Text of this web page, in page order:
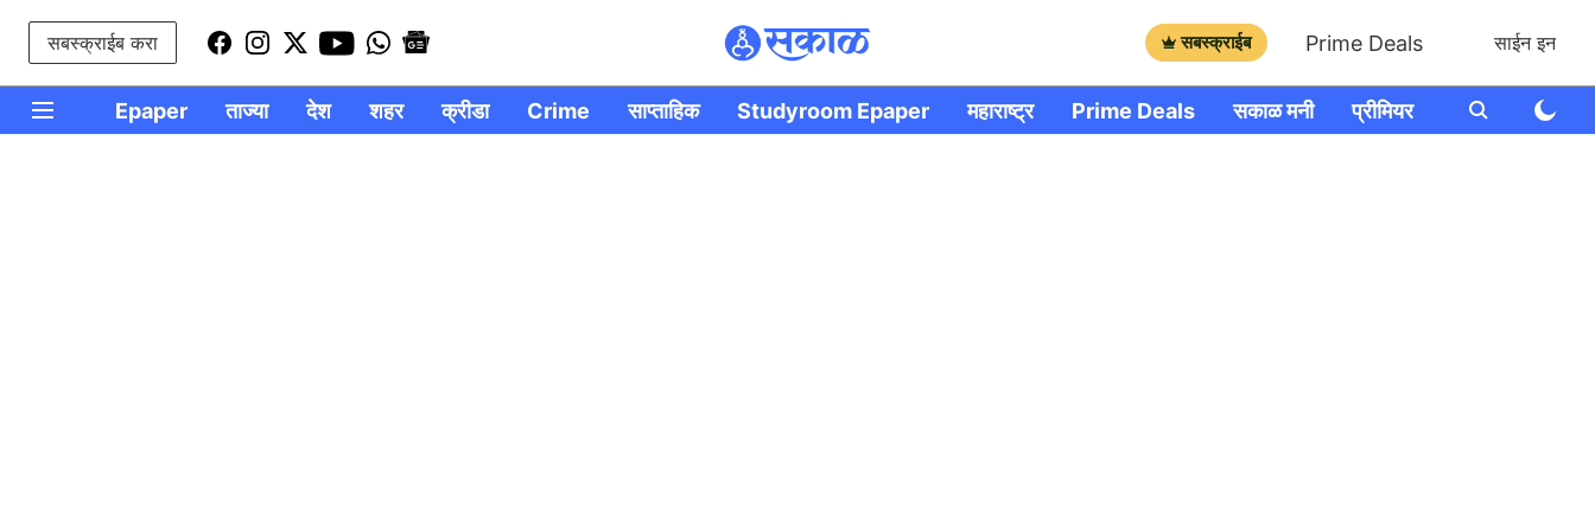
सबस्क्राईब करा सबस्क्राईब Prime Deals साईन इन
Epaper ताज्या देश शहर क्रीडा Crime साप्ताहिक Studyroom Epaper महाराष्ट्र Prime Deals सकाळ मनी प्रीमियर आणखी राशी